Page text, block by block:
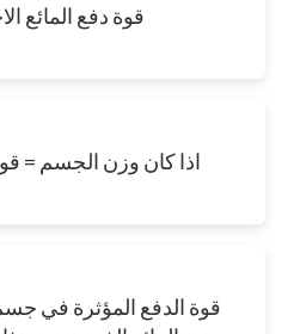
قوة دفع المائع
اذا كان وزن الجسم =
قوة الدفع المؤثرة في